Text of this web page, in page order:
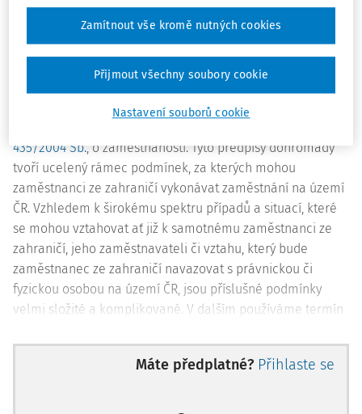
Právní východiska zaměstnávání
cizinců v ČR
Problematiku zaměstnávání cizinců v ČR řeší v rámci
326/1999 Sb., o pobytu cizinců na území
435/2004 Sb., o zaměstnanosti. Tyto předpisy dohromady
tvoří ucelený rámec podmínek, za kterých mohou
zaměstnanci ze zahraničí vykonávat zaměstnání na území
ČR. Vzhledem k širokému spektru případů a situací, které
se mohou vztahovat ať již k samotnému zaměstnanci ze
zahraničí, jeho zaměstnavateli či vztahu, který bude
zaměstnanec ze zahraničí navazovat s právnickou či
fyzickou osobou na území ČR, jsou příslušné podmínky
velmi složité a komplikované. V dalším používáme termín
„občan EU“ pro občany členských států EU, EHP a
Máte předplatné? Přihlaste se
Nastavení souborů cookie
Zamítnout vše kromě nutných cookies
Přijmout všechny soubory cookie